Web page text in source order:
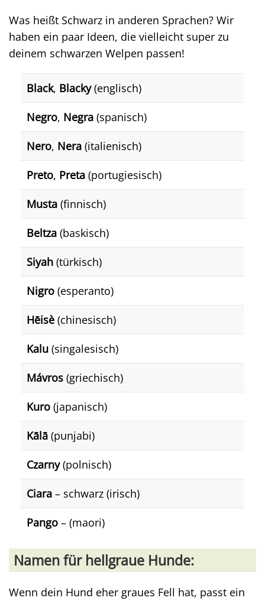
Was heißt Schwarz in anderen Sprachen? Wir
haben ein paar Ideen, die vielleicht super zu
deinem schwarzen Welpen passen!
Black, Blacky(englisch)
Negro, Negra (spanisch)
Nero, Nera (italienisch)
Preto, Preta (portugiesisch)
Musta (finnisch)
Beltza (baskisch)
Siyah (türkisch)
Nigro (esperanto)
Hēisè (chinesisch)
Kalu (singalesisch)
Mávros (griechisch)
Kuro (japanisch)
Kālā (punjabi)
Czarny(polnisch)
Ciara – schwarz (irisch)
Pango – (maori)
Namen für hellgraue Hunde:
Wenn dein Hund eher graues Fell hat, passt ein